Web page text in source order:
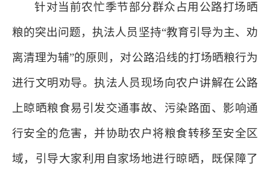
针对当前农忙季节部分群众占用公路打场晒
粮的突出问题，执法人员坚持“教育引导为主、劝
离清理为辅”的原则，对公路沿线的打场晒粮行为
进行文明劝导。执法人员现场向农户讲解在公路
上晾晒粮食易引发交通事故、污染路面、影响通
行安全的危害，并协助农户将粮食转移至安全区
域，引导大家利用自家场地进行晾晒，既保障了